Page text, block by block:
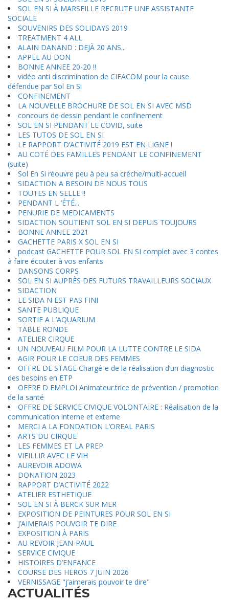
SOL EN SI À MARSEILLE RECRUTE UNE ASSISTANTE
SOCIALE
SOUVENIRS DES SOLIDAYS 2019
TREATMENT 4 ALL
ALAIN DANAND : DEJÀ 20 ANS...
APPEL AU DON
BONNE ANNEE 20-20 !!
vidéo anti discrimination de CIFACOM pour la cause
défendue par Sol En Si
CONFINEMENT
LA NOUVELLE BROCHURE DE SOL EN SI AVEC MSD
concours de dessin pendant le confinement
SOL EN SI PENDANT LE COVID, suite
LES TUTOS DE SOL EN SI
LE RAPPORT D’ACTIVITÉ 2019 EST EN LIGNE !
AU COTÉ DES FAMILLES PENDANT LE CONFINEMENT
(suite)
Sol En Si réouvre peu à peu sa crèche/multi-accueil
SIDACTION A BESOIN DE NOUS TOUS
TOUTES EN SELLE !!
PENDANT L ’ÉTÉ...
PENURIE DE MEDICAMENTS
SIDACTION SOUTIENT SOL EN SI DEPUIS TOUJOURS
BONNE ANNEE 2021
GACHETTE PARIS X SOL EN SI
podcast GACHETTE POUR SOL EN SI complet avec 3 contes
à faire écouter à vos enfants
DANSONS CORPS
SOL EN SI AUPRÈS DES FUTURS TRAVAILLEURS SOCIAUX
SIDACTION
LE SIDA N EST PAS FINI
SANTE PUBLIQUE
SORTIE A L’AQUARIUM
TABLE RONDE
ATELIER CIRQUE
UN NOUVEAU FILM POUR LA LUTTE CONTRE LE SIDA
AGIR POUR LE COEUR DES FEMMES
OFFRE DE STAGE Chargé-e de la réalisation d’un diagnostic
des besoins en ETP
OFFRE D EMPLOI Animateur.trice de prévention / promotion
de la santé
OFFRE DE SERVICE CIVIQUE VOLONTAIRE : Réalisation de la
communication interne et externe
MERCI A LA FONDATION L’OREAL PARIS
ARTS DU CIRQUE
LES FEMMES ET LA PREP
VIEILLIR AVEC LE VIH
AUREVOIR ADOWA
DONATION 2023
RAPPORT D’ACTIVITÉ 2022
ATELIER ESTHETIQUE
SOL EN SI À BERCK SUR MER
EXPOSITION DE PEINTURES POUR SOL EN SI
J’AIMERAIS POUVOIR TE DIRE
EXPOSITION À PARIS
AU REVOIR JEAN-PAUL
SERVICE CIVIQUE
HISTOIRES D’ENFANCE
COURSE DES HEROS 7 JUIN 2026
VERNISSAGE "j’aimerais pouvoir te dire"
ACTUALITÉS